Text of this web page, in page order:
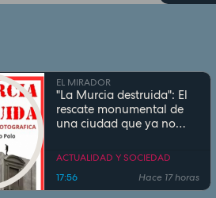
EL MIRADOR
"La Murcia destruida": El
rescate monumental de
una ciudad que ya no
ACTUALIDAD Y SOCIEDAD
17:56
Hace 17 horas